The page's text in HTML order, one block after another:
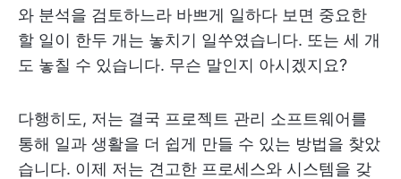
와 분석을 검토하느라 바쁘게 일하다 보면 중요한
할 일이 한두 개는 놓치기 일쑤였습니다. 또는 세 개
도 놓칠 수 있습니다. 무슨 말인지 아시겠지요?
다행히도, 저는 결국 프로젝트 관리 소프트웨어를
통해 일과 생활을 더 쉽게 만들 수 있는 방법을 찾았
습니다. 이제 저는 견고한 프로세스와 시스템을 갖